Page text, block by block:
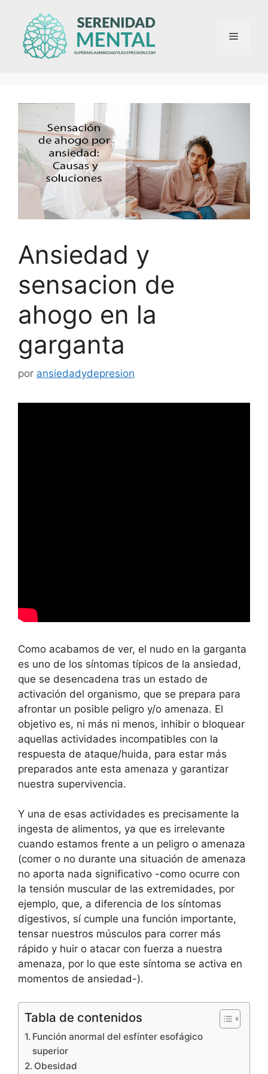
contenido
Menú
Ansiedad y
sensacion de
ahogo en la
garganta
por ansiedadydepresion
Como acabamos de ver, el nudo en la garganta
es uno de los síntomas típicos de la ansiedad,
que se desencadena tras un estado de
activación del organismo, que se prepara para
afrontar un posible peligro y/o amenaza. El
objetivo es, ni más ni menos, inhibir o bloquear
aquellas actividades incompatibles con la
respuesta de ataque/huida, para estar más
preparados ante esta amenaza y garantizar
nuestra supervivencia.
Y una de esas actividades es precisamente la
ingesta de alimentos, ya que es irrelevante
cuando estamos frente a un peligro o amenaza
(comer o no durante una situación de amenaza
no aporta nada significativo -como ocurre con
la tensión muscular de las extremidades, por
ejemplo, que, a diferencia de los síntomas
digestivos, sí cumple una función importante,
tensar nuestros músculos para correr más
rápido y huir o atacar con fuerza a nuestra
amenaza, por lo que este síntoma se activa en
momentos de ansiedad-).
Tabla de contenidos
Función anormal del esfínter esofágico
superior
Obesidad